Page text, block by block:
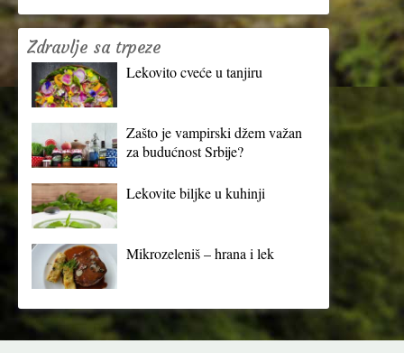
Zdravlje sa trpeze
Lekovito cveće u tanjiru
Zašto je vampirski džem važan
za budućnost Srbije?
Lekovite biljke u kuhinji
Mikrozeleniš – hrana i lek